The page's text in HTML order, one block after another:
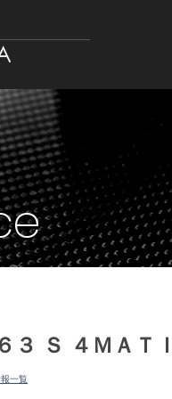
３ Ｓ ４ＭＡＴ
一覧